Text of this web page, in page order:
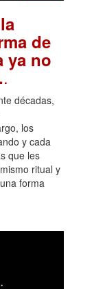
de
ya no
.
décadas,
los
y cada
que les
ritual y
forma